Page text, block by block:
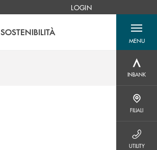
LOGIN
SOSTENIBILITÀ
MENU
menu
INBANK
FILIALI
UTILITY